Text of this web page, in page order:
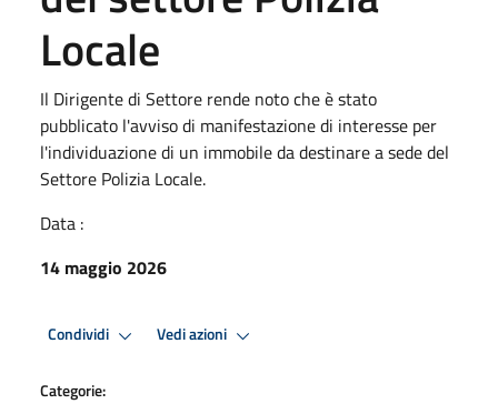
Locale
Il Dirigente di Settore rende noto che è stato
pubblicato l'avviso di manifestazione di interesse per
l'individuazione di un immobile da destinare a sede del
Settore Polizia Locale.
Data :
14 maggio 2026
Condividi Vedi azioni
Categorie: